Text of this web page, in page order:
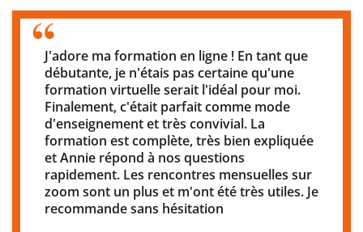
J'adore ma formation en ligne ! En tant que
débutante, je n'étais pas certaine qu'une
formation virtuelle serait l'idéal pour moi.
Finalement, c'était parfait comme mode
d'enseignement et très convivial. La
formation est complète, très bien expliquée
et Annie répond à nos questions
rapidement. Les rencontres mensuelles sur
zoom sont un plus et m'ont été très utiles. Je
recommande sans hésitation